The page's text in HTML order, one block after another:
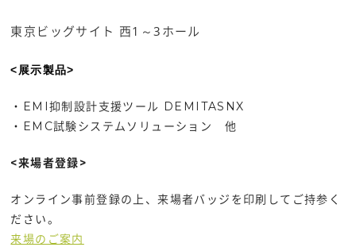
東京ビッグサイト 西1～3ホール
<展示製品>
・EMI抑制設計支援ツール DEMITASNX
・EMC試験システムソリューション 他
<来場者登録>
オンライン事前登録の上、来場者バッジを印刷してご持参く
ださい。
来場のご案内